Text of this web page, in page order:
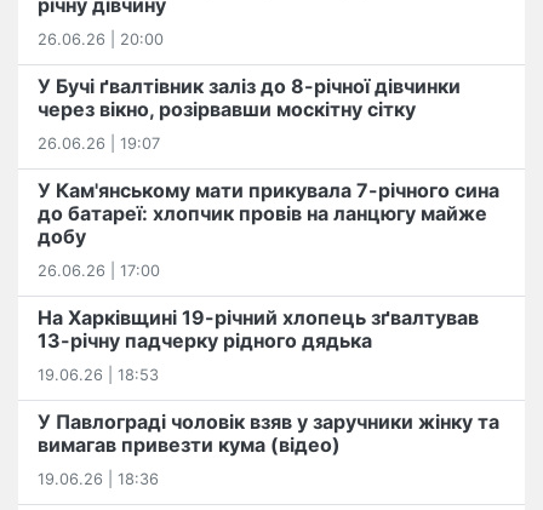
річну дівчину
26.06.26 | 20:00
У Бучі ґвалтівник заліз до 8-річної дівчинки
через вікно, розірвавши москітну сітку
26.06.26 | 19:07
У Кам'янському мати прикувала 7-річного сина
до батареї: хлопчик провів на ланцюгу майже
добу
26.06.26 | 17:00
На Харківщині 19-річний хлопець​ ️зґвалтував
13-річну падчерку рідного дядька
19.06.26 | 18:53
У Павлограді чоловік взяв у заручники жінку та
вимагав привезти кума (відео)
19.06.26 | 18:36